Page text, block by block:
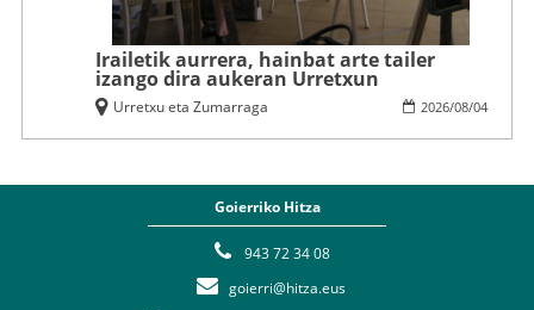
Irailetik aurrera, hainbat arte tailer
izango dira aukeran Urretxun
2026/08/04
Urretxu eta Zumarraga
Goierriko Hitza
943 72 34 08
goierri@hitza.eus